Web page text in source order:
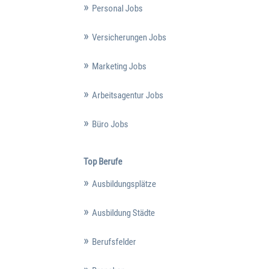
Personal Jobs
Versicherungen Jobs
Marketing Jobs
Arbeitsagentur Jobs
Büro Jobs
Top Berufe
Ausbildungsplätze
Ausbildung Städte
Berufsfelder